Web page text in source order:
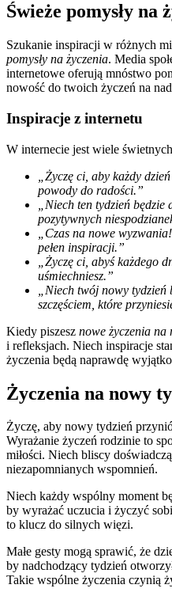
Świeże pomysły na
Szukanie inspiracji w różnych
pomysły na życzenia. Media
internetowe oferują mnóstwo
nowość do twoich życzeń na
Inspiracje z internetu
W internecie jest wiele
„Życzę ci, aby każdy
powody do radości.”
„Niech ten tydzień będzie
pozytywnych
„Czas na nowe
pełen inspiracji.”
„Życzę ci, abyś każdego
uśmiechniesz.”
„Niech twój nowy tydzień
szczęściem, które
Kiedy piszesz nowe życzenia na
i refleksjach. Niech inspiracje
życzenia będą naprawdę
Życzenia na nowy
Życzę, aby nowy tydzień
Wyrażanie życzeń rodzinie to
miłości. Niech bliscy
niezapomnianych wspomnień.
Niech każdy wspólny moment
by wyrażać uczucia i życzyć
to klucz do silnych więzi.
Małe gesty mogą sprawić, że
by nadchodzący tydzień
Takie wspólne życzenia czynią